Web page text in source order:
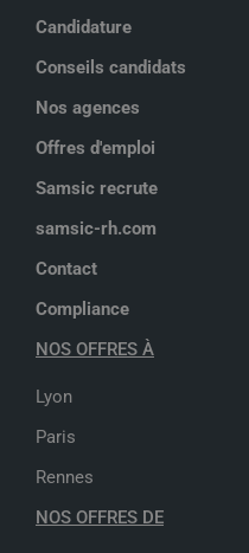
Candidature
Conseils candidats
Nos agences
Offres d'emploi
Samsic recrute
samsic-rh.com
Contact
Compliance
NOS OFFRES À
Lyon
Paris
Rennes
NOS OFFRES DE